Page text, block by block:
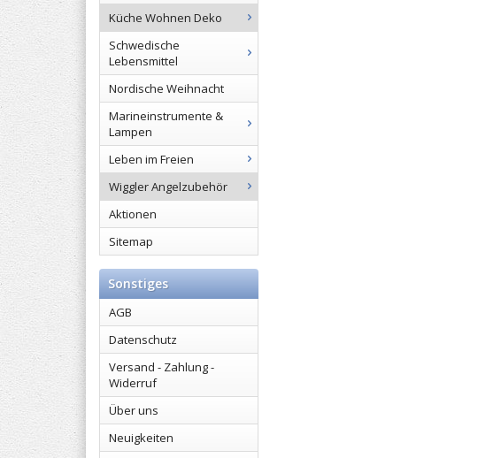
Küche Wohnen Deko
Schwedische
Lebensmittel
Nordische Weihnacht
Marineinstrumente &
Lampen
Leben im Freien
Wiggler Angelzubehör
Aktionen
Sitemap
Sonstiges
AGB
Datenschutz
Versand - Zahlung -
Widerruf
Über uns
Neuigkeiten